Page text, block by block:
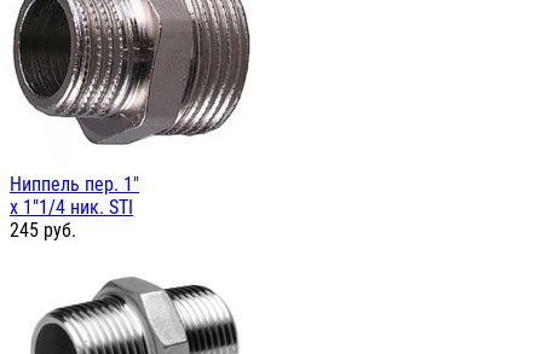
Ниппель пер. 1"
х 1"1/4 ник. STI
245 руб.